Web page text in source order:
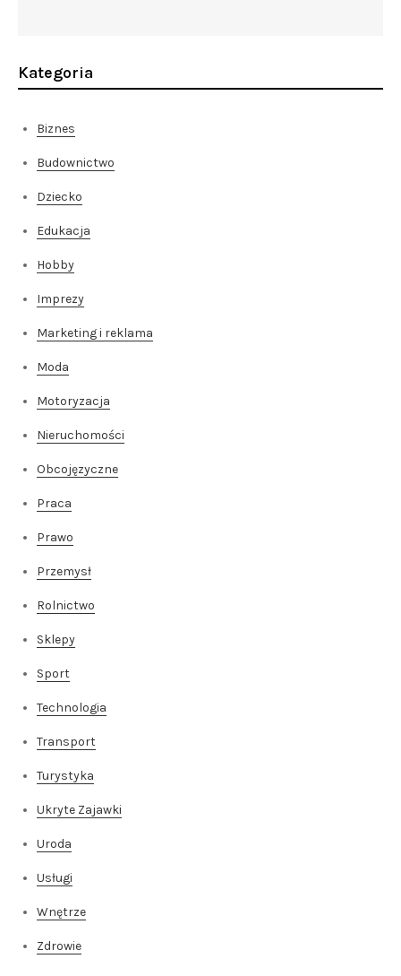
Kategoria
Biznes
Budownictwo
Dziecko
Edukacja
Hobby
Imprezy
Marketing i reklama
Moda
Motoryzacja
Nieruchomości
Obcojęzyczne
Praca
Prawo
Przemysł
Rolnictwo
Sklepy
Sport
Technologia
Transport
Turystyka
Ukryte Zajawki
Uroda
Usługi
Wnętrze
Zdrowie